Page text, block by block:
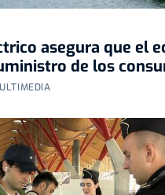
asegura que el
de los